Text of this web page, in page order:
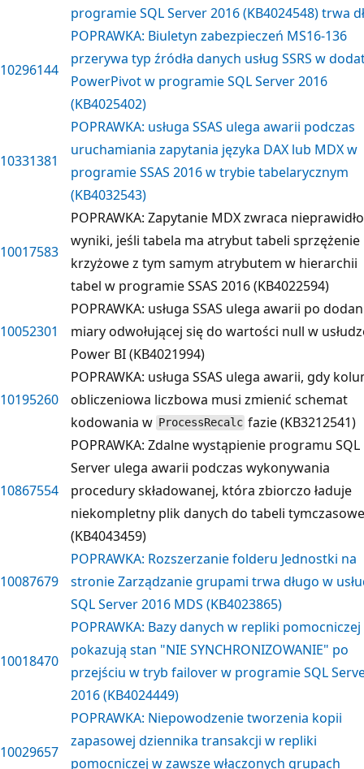
programie SQL Server 2016 (KB4024548) trwa
10296144
POPRAWKA: Biuletyn zabezpieczeń MS16-136
przerywa typ źródła danych usług SSRS w
PowerPivot w programie SQL Server 2016
(KB4025402)
10331381
POPRAWKA: usługa SSAS ulega awarii podczas
uruchamiania zapytania języka DAX lub MDX w
programie SSAS 2016 w trybie tabelarycznym
(KB4032543)
10017583
POPRAWKA: Zapytanie MDX zwraca
wyniki, jeśli tabela ma atrybut tabeli sprzężenie
krzyżowe z tym samym atrybutem w hierarchii
tabel w programie SSAS 2016 (KB4022594)
10052301
POPRAWKA: usługa SSAS ulega awarii po
miary odwołującej się do wartości null w
Power BI (KB4021994)
10195260
POPRAWKA: usługa SSAS ulega awarii, gdy
obliczeniowa liczbowa musi zmienić schemat
kodowania w ProcessRecalc fazie (KB3212541)
10867554
POPRAWKA: Zdalne wystąpienie programu SQL
Server ulega awarii podczas wykonywania
procedury składowanej, która zbiorczo ładuje
niekompletny plik danych do tabeli
(KB4043459)
10087679
POPRAWKA: Rozszerzanie folderu Jednostki na
stronie Zarządzanie grupami trwa długo w
SQL Server 2016 MDS (KB4023865)
10018470
POPRAWKA: Bazy danych w repliki pomocniczej
pokazują stan "NIE SYNCHRONIZOWANIE" po
przejściu w tryb failover w programie SQL
2016 (KB4024449)
10029657
POPRAWKA: Niepowodzenie tworzenia kopii
zapasowej dziennika transakcji w repliki
pomocniczej w zawsze włączonych grupach